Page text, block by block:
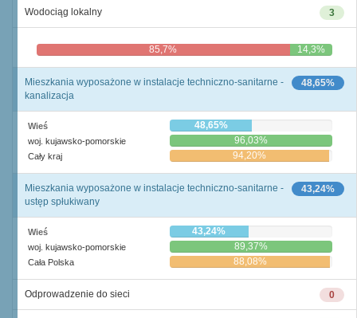
3
Wodociąg lokalny
85,7% 14,3%
48,65%
Mieszkania wyposażone w instalacje techniczno-sanitarne -
kanalizacja
Wieś 48,65%
woj. kujawsko-pomorskie 96,03%
Cały kraj 94,20%
43,24%
Mieszkania wyposażone w instalacje techniczno-sanitarne -
ustęp spłukiwany
Wieś 43,24%
woj. kujawsko-pomorskie 89,37%
Cała Polska 88,08%
0
Odprowadzenie do sieci